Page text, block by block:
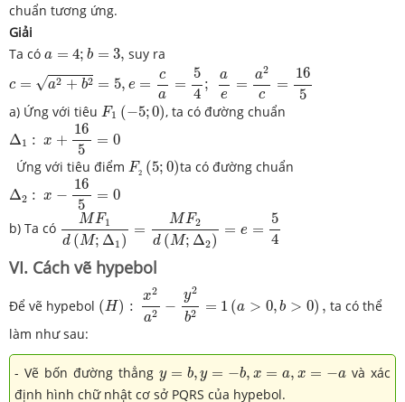
chuẩn tương ứng.
Giải
Ta có a = 4; b = 3,
a ;b = suy ra
c = √a2 + b2 = 5, e =
c
a
=
5
4
;
a
e
=
a2
c
=
16
5
c= a2 + =5 , ca =54 ;a 2
a) Ứng với tiêu F1 (−5;0)
F1 (− 5;0) , ta có đường chuẩn
Δ1 : x +
16
5
= 0
Δ1:x+ 165=0
Ứng với tiêu điểm F2 (5; 0)
F2 (5;0)ta có đường chuẩn
Δ2 : x −
16
5
= 0
2:x−16 5=0
b) Ta có
MF1
d (M; Δ1 )
=
MF2
d (M; Δ2)
= e =
5
4
F1d(M F2d( 54
VI. Cách vẽ hypebol
Để vẽ hypebol (H) :
x2
a2 −
y2
b2 = 1 (a > 0, b > 0) ,
2 b2
ta có thể
làm như sau:
- Vẽ bốn đường thẳngy = b, y = −b, x = a, x = −a
y ,y =− =a ,x a
và xác
định hình chữ nhật cơ sở PQRS của hypebol.